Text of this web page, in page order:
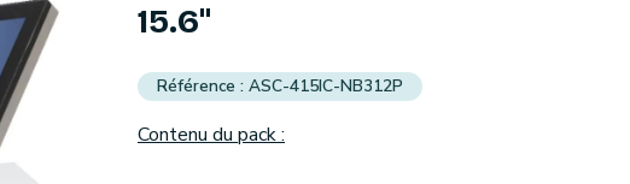
15.6"
ASC-415IC-NB312P
Contenu du pack :